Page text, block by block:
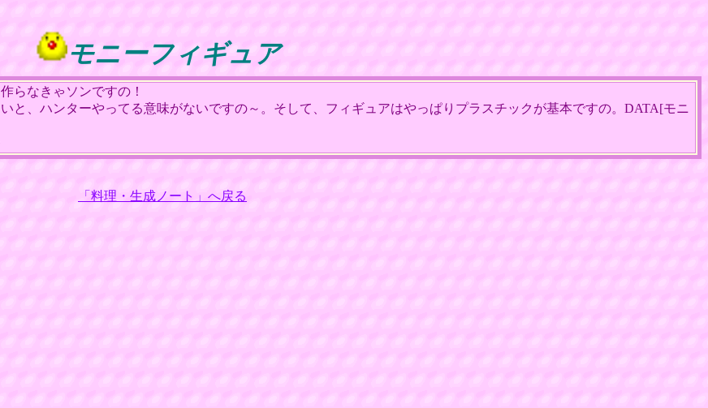
モニーフィギュア
らなきゃソンですの！
、ハンターやってる意味がないですの～。そして、フィギュアはやっぱりプラスチックが基本ですの。DATA[モニ
「料理・生成ノート」へ戻る